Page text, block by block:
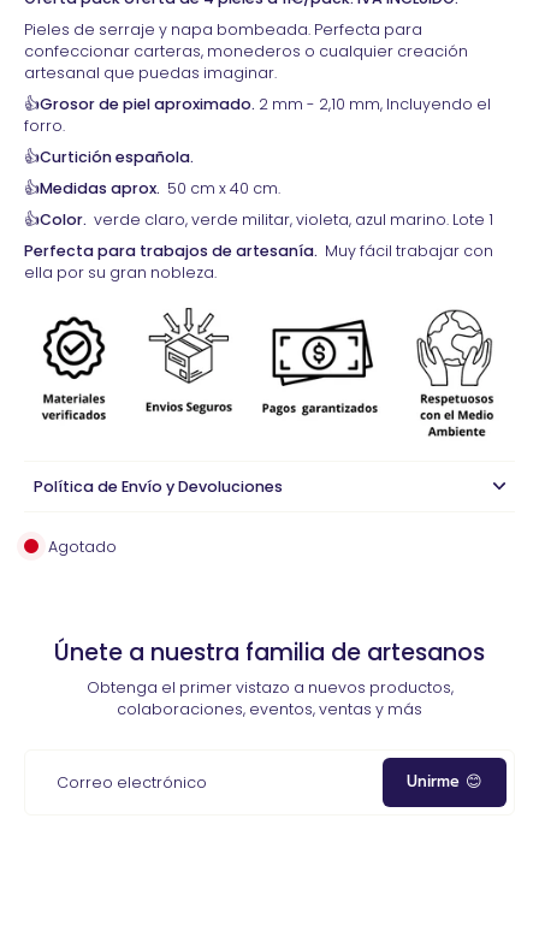
Pieles de serraje y napa bombeada. Perfecta para
confeccionar carteras, monederos o cualquier creación
artesanal que puedas imaginar.
👍Grosor de piel aproximado. 2 mm - 2,10 mm, Incluyendo el
forro.
👍Curtición española.
👍Medidas aprox. 50 cm x 40 cm.
👍Color. verde claro, verde militar, violeta, azul marino. Lote 1
Perfecta para trabajos de artesanía. Muy fácil trabajar con
ella por su gran nobleza.
Política de Envío y Devoluciones
Agotado
Únete a nuestra familia de artesanos
Obtenga el primer vistazo a nuevos productos,
colaboraciones, eventos, ventas y más
Correo electrónico Unirme 😊